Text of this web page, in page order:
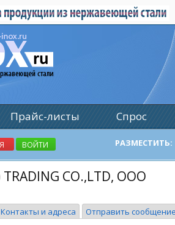
TRADING CO.,LTD, ООО
Контакты и адреса Отправить
Прайс-листы
Спрос
ВОЙТИ РАЗМЕСТИТЬ: